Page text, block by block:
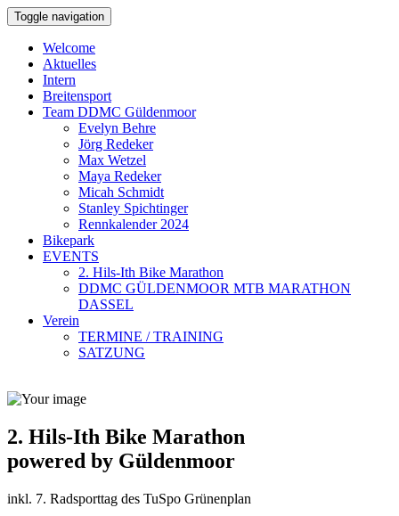
Toggle navigation
Welcome
Aktuelles
Intern
Breitensport
Team DDMC Güldenmoor
Evelyn Behre
Jörg Redeker
Max Wetzel
Maya Redeker
Micah Schmidt
Stanley Spichtinger
Rennkalender 2024
Bikepark
EVENTS
2. Hils-Ith Bike Marathon
DDMC GÜLDENMOOR MTB MARATHON
DASSEL
Verein
TERMINE / TRAINING
SATZUNG
2. Hils-Ith Bike Marathon
powered by Güldenmoor
inkl. 7. Radsporttag des TuSpo Grünenplan